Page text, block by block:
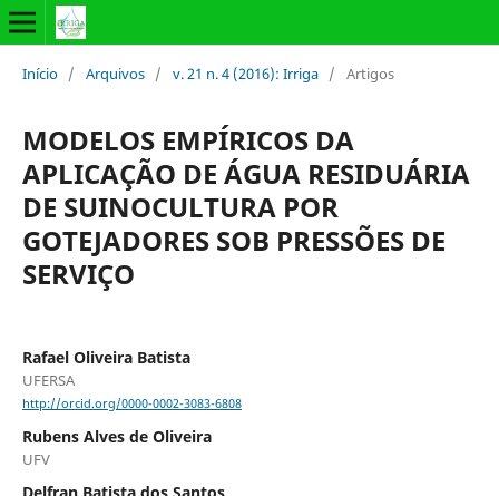
Início / Arquivos / v. 21 n. 4 (2016): Irriga / Artigos
MODELOS EMPÍRICOS DA
APLICAÇÃO DE ÁGUA RESIDUÁRIA
DE SUINOCULTURA POR
GOTEJADORES SOB PRESSÕES DE
SERVIÇO
Rafael Oliveira Batista
UFERSA
http://orcid.org/0000-0002-3083-6808
Rubens Alves de Oliveira
UFV